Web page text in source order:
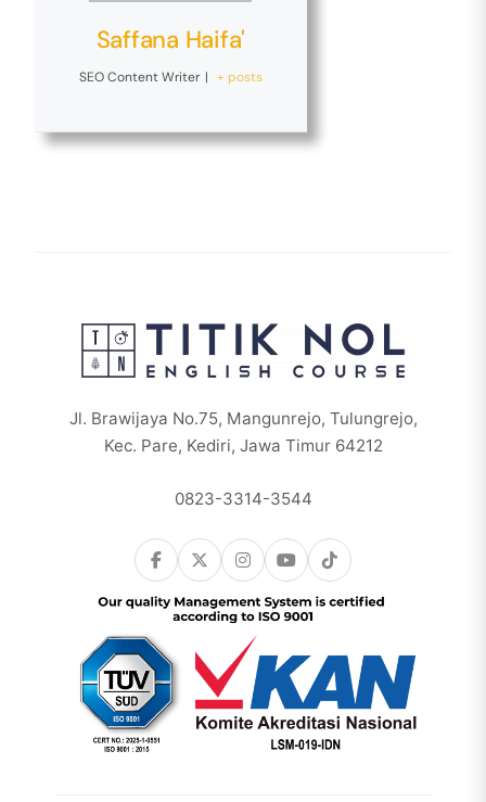
Saffana Haifa'
SEO Content Writer | + posts
Jl. Brawijaya No.75, Mangunrejo, Tulungrejo,
Kec. Pare, Kediri, Jawa Timur 64212
0823-3314-3544